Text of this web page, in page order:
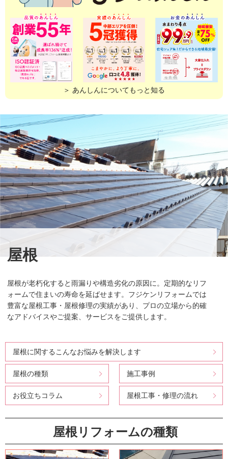
＞ あんしんについてもっと知る
屋根
屋根が老朽化すると雨漏りや構造劣化の原因に。定期的なリフ
ォームで住まいの寿命を延ばせます。フジケンリフォームでは
豊富な屋根工事・屋根修理の実績があり、プロの立場から的確
なアドバイスやご提案、サービスをご提供します。
屋根に関するこんなお悩みを解決します
屋根の種類 施工事例
お役立ちコラム 屋根工事・修理の流れ
屋根リフォームの種類